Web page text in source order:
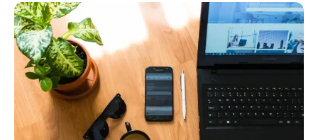
FEEL GOOD
FAITS DIVERS
TRANSPORTS